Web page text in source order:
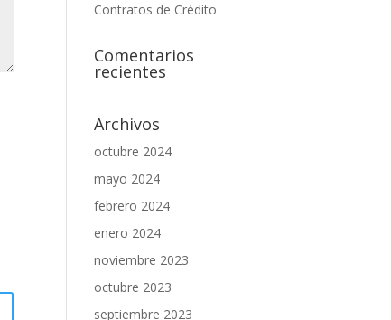
Contratos de Crédito
Comentarios
recientes
Archivos
octubre 2024
mayo 2024
febrero 2024
enero 2024
noviembre 2023
octubre 2023
septiembre 2023